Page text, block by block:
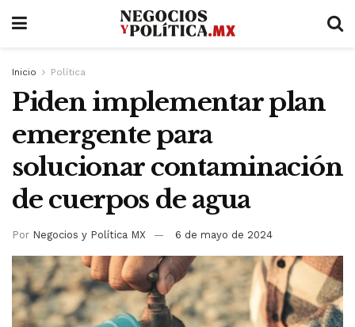
Inicio Política
Piden implementar plan
emergente para
solucionar contaminación
de cuerpos de agua
Por Negocios y Política MX 6 de mayo de 2024